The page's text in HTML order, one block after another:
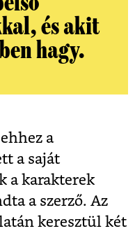
és akit
hagy.
a
a saját
a karakterek
a szerző. Az
keresztül két